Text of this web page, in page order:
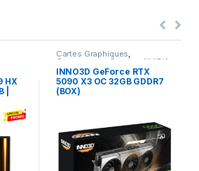
HX
|
Cartes Graphiques,
Composants Gaming NVIDIA
INNO3D GeForce RTX
5090 X3 OC 32GB GDDR7
(BOX)